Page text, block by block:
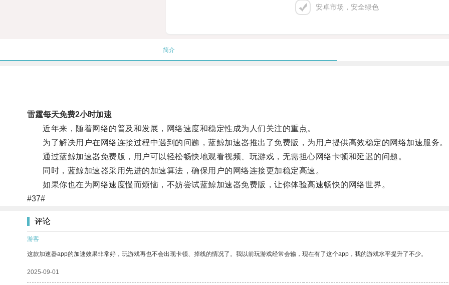
安卓市场，安全绿色
简介
雷霆每天免费2小时加速
近年来，随着网络的普及和发展，网络速度和稳定性成为人们关注的重点。
为了解决用户在网络连接过程中遇到的问题，蓝鲸加速器推出了免费版，为用户提供高效稳定的网络加速服务。
通过蓝鲸加速器免费版，用户可以轻松畅快地观看视频、玩游戏，无需担心网络卡顿和延迟的问题。
同时，蓝鲸加速器采用先进的加速算法，确保用户的网络连接更加稳定高速。
如果你也在为网络速度慢而烦恼，不妨尝试蓝鲸加速器免费版，让你体验高速畅快的网络世界。
#37#
评论
游客
这款加速器app的加速效果非常好，玩游戏再也不会出现卡顿、掉线的情况了。我以前玩游戏经常会输，现在有了这个app，我的游戏水平提升了不少。
2025-09-01